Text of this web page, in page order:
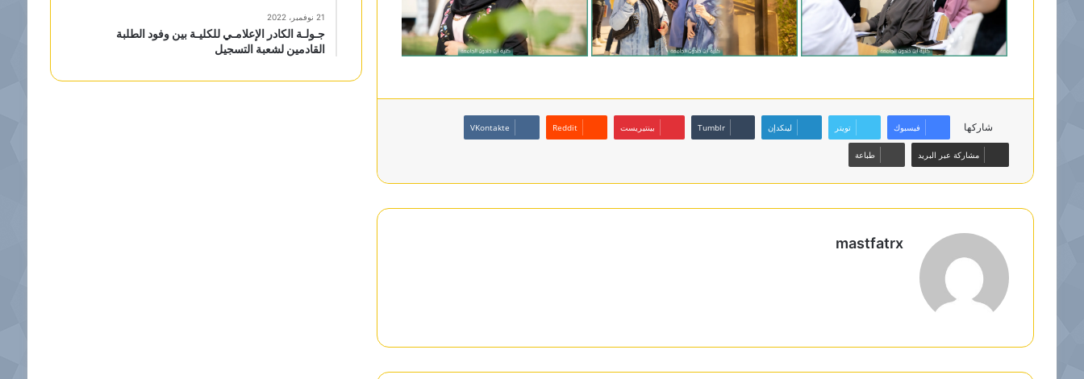
شاركها فيسبوك تويتر لينكدإن بينتيريست
مشاركة عبر البريد طباعة
mastfatrx
ا
21 نوفمبر، 2022
جـولـة الكادر الإعلامـي للكليـة بين وفود الطلبة
القادمين لشعبة التسجيل